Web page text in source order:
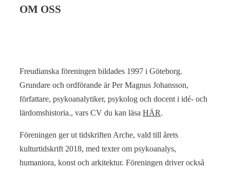
OM OSS
Freudianska föreningen bildades 1997 i Göteborg.
Grundare och ordförande är Per Magnus Johansson,
författare, psykoanalytiker, psykolog och docent i idé- och
lärdomshistoria., vars CV du kan läsa HÄR.
Föreningen ger ut tidskriften Arche, vald till årets
kulturtidskrift 2018, med texter om psykoanalys,
humaniora, konst och arkitektur. Föreningen driver också